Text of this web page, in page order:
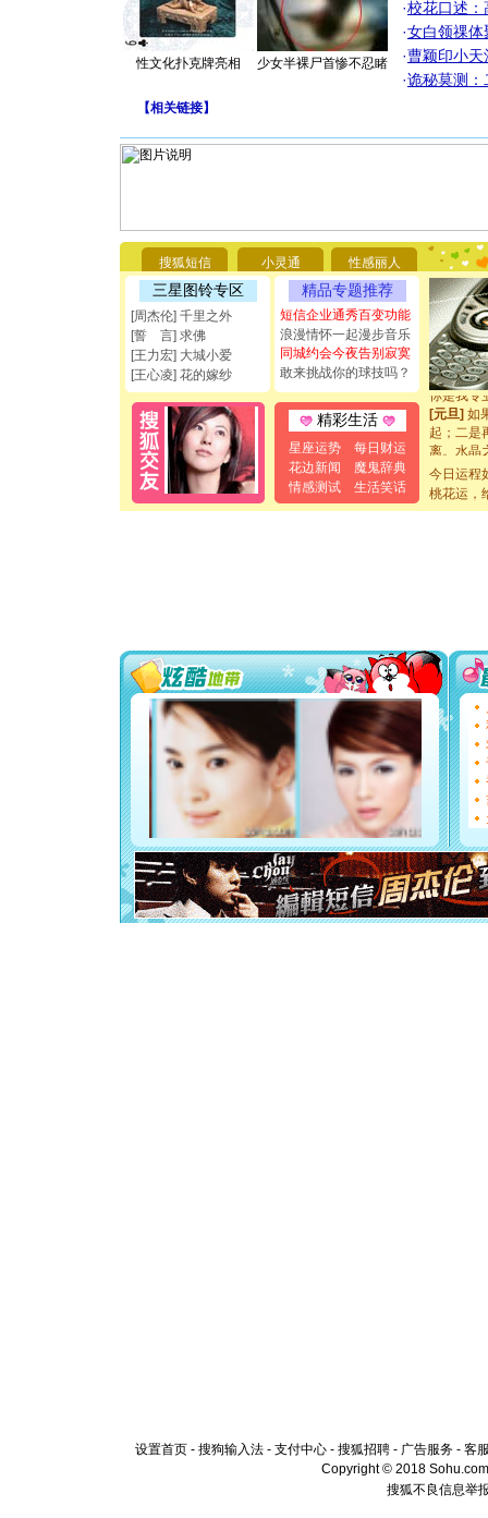
性文化扑克牌亮相 少女半裸尸首惨不忍睹
·校花口述：
·女白领祼体
·曹颖印小天
·诡秘莫测：
【相关链接】
搜狐短信 小灵通 性感丽人
三星图铃专区
[周杰伦] 千里之外
[誓 言] 求佛
[王力宏] 大城小爱
[王心凌] 花的嫁纱
精品专题推荐
短信企业通秀百变功能
浪漫情怀一起漫步音乐
同城约会今夜告别寂寞
敢来挑战你的球技吗？
精彩生活
星座运势
每日财运
花边新闻
魔鬼辞典
情感测试
生活笑话
要平安！
[圣诞节]
能正大光
都要快乐
[圣诞节]
如意,快
[元旦]看
断电。爱
你是我专
[元旦]如
起；二是
离。水晶
泣，这痛
卖了。水
要平安！
[圣诞节]
能正大
都要快乐
[圣诞节]
如意,快
[元旦]
看
断电。
你是我
[元旦] 如
起；二是
离。水晶
[元旦]当
泣，这痛
卖了。水
今日运程
桃花运，
设置首页 - 搜狗输入法 - 支付中心 - 搜狐招聘 - 广告服务 - 客
Copyright © 2018
搜狐不良信息举